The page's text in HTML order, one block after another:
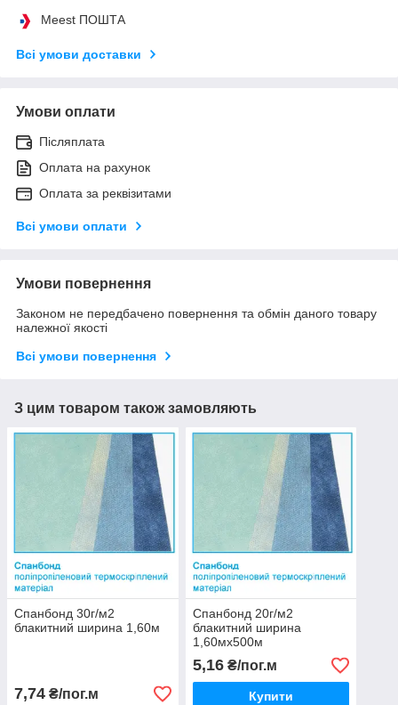
Meest ПОШТА
Всі умови доставки
Умови оплати
Післяплата
Оплата на рахунок
Оплата за реквізитами
Всі умови оплати
Умови повернення
Законом не передбачено повернення та обмін даного товару
належної якості
Всі умови повернення
З цим товаром також замовляють
Спанбонд 30г/м2
блакитний ширина 1,60м
7,74 ₴/пог.м
Спанбонд 20г/м2
блакитний ширина
1,60мх500м
5,16₴/пог.м
Купити